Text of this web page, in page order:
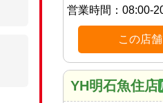
営業時間： 08:00-
この店
YH明石魚住店